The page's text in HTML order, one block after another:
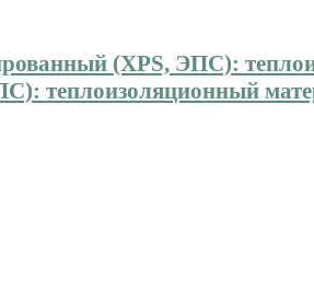
теплоизоляционный